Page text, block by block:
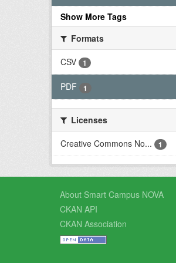
Show More Tags
Formats
CSV
1
PDF 1
Licenses
Creative Commons No...
1
About Smart Campus NOVA
CKAN API
CKAN Association